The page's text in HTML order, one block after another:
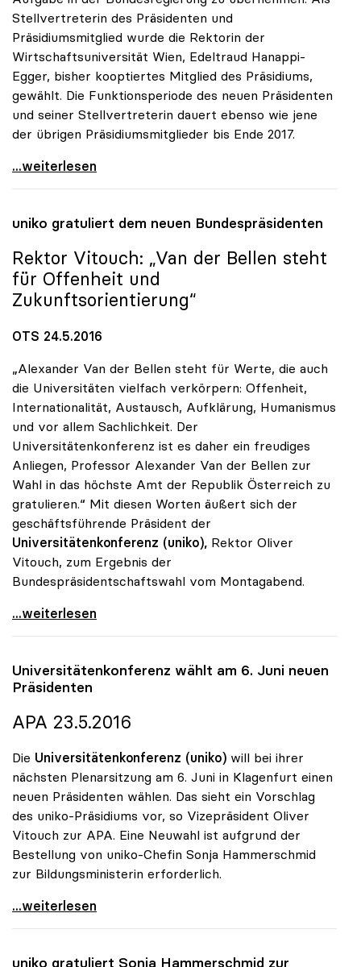
Stellvertreterin des Präsidenten und
Präsidiumsmitglied wurde die Rektorin der
Wirtschaftsuniversität Wien, Edeltraud Hanappi-
Egger, bisher kooptiertes Mitglied des Präsidiums,
gewählt. Die Funktionsperiode des neuen Präsidenten
und seiner Stellvertreterin dauert ebenso wie jene
der übrigen Präsidiumsmitglieder bis Ende 2017.
Oliver Vitouch zum neuen Präsidenten der uniko
...weiterlesen
uniko gratuliert dem neuen Bundespräsidenten
Rektor Vitouch: „Van der Bellen steht
für Offenheit und
Zukunftsorientierung“
OTS 24.5.2016
„Alexander Van der Bellen steht für Werte, die auch
die Universitäten vielfach verkörpern: Offenheit,
Internationalität, Austausch, Aufklärung, Humanismus
und vor allem Sachlichkeit. Der
Universitätenkonferenz ist es daher ein freudiges
Anliegen, Professor Alexander Van der Bellen zur
Wahl in das höchste Amt der Republik Österreich zu
gratulieren.“ Mit diesen Worten äußert sich der
geschäftsführende Präsident der
Universitätenkonferenz (uniko), Rektor Oliver
Vitouch, zum Ergebnis der
Bundespräsidentschaftswahl vom Montagabend.
uniko gratuliert dem neuen Bundespräsidenten
...weiterlesen
Universitätenkonferenz wählt am 6. Juni neuen
Präsidenten
APA 23.5.2016
Die Universitätenkonferenz (uniko) will bei ihrer
nächsten Plenarsitzung am 6. Juni in Klagenfurt einen
neuen Präsidenten wählen. Das sieht ein Vorschlag
des uniko-Präsidiums vor, so Vizepräsident Oliver
Vitouch zur APA. Eine Neuwahl ist aufgrund der
Bestellung von uniko-Chefin Sonja Hammerschmid
zur Bildungsministerin erforderlich.
Universitätenkonferenz wählt am 6. Juni neuen
...weiterlesen
uniko gratuliert Sonja Hammerschmid zur